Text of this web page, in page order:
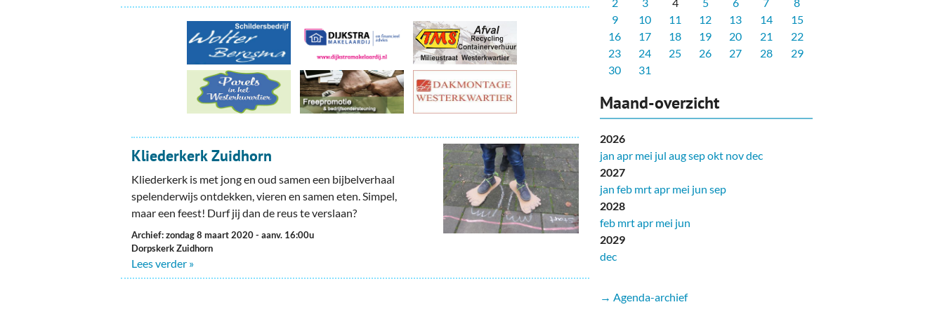
Kliederkerk Zuidhorn
Kliederkerk is met jong en oud samen een bijbelverhaal
spelenderwijs ontdekken, vieren en samen eten. Simpel,
maar een feest! Durf jij dan de reus te verslaan?
Archief: zondag 8 maart 2020- aanv. 16:00u
Dorpskerk Zuidhorn
Lees verder »
9
10 11 12 13 14
15
16
17 18 19 20 21
22
23
24 25 26 27 28
29
30
31
Maand-overzicht
2026
jan apr mei jul augsepokt novdec
2027
jan feb mrtapr mei jun sep
2028
feb mrtapr mei jun
2029
dec
→ Agenda-archief